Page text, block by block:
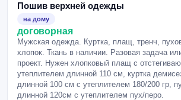
Пошив верхней одежды
на дому
договорная
Мужская одежда. Куртка, плащ, тренч,
хлопок. Ткань в наличии. Разовая задача
проект. Нужен хлопковый плащ с
утеплителем длинной 110 см, куртка
длинной 100 см с утеплителем 180/200 гр,
длинной 120см с утеплителем пух/перо.